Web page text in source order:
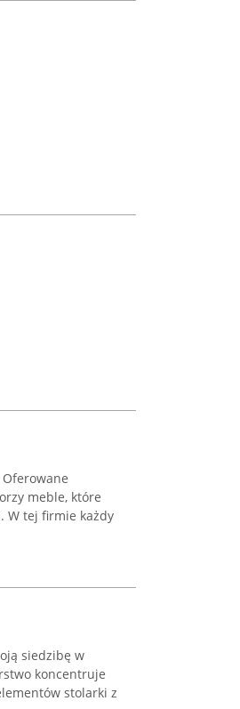
meble, które
W tej firmie każdy
siedzibę w
koncentruje
stolarki z